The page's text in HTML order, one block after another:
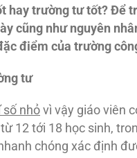
hay trường tư tốt? Để
cũng như nguyên
điểm của trường
tư
số nhỏvì vậy giáo viên
12 tới 18 học sinh,
chóng xác định